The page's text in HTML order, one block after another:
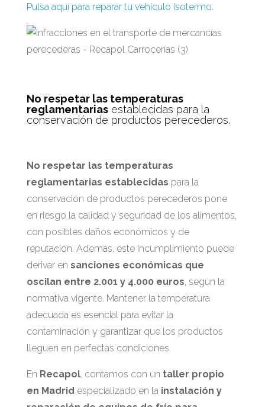
Pulsa aquí para reparar tu vehículo isotermo.
No respetar las temperaturas
reglamentariasestablecidas para la
conservación de productos perecederos.
No respetar las temperaturas
reglamentarias establecidas para la
conservación de productos perecederos pone
en riesgo la calidad y seguridad de los alimentos,
con posibles daños económicos y de
reputación. Además, este incumplimiento puede
derivar en sanciones económicas que
oscilan entre 2.001 y 4.000 euros, según la
normativa vigente. Mantener la temperatura
adecuada es esencial para evitar la
contaminación y garantizar que los productos
lleguen en perfectas condiciones.
En Recapol, contamos con un taller propio
en Madrid especializado en la instalación y